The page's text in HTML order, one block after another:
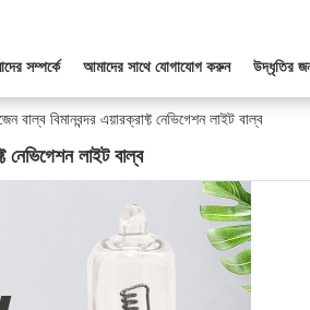
সম্পর্কে আমাদের সাথে যোগাযোগ করুন উদ্ধৃতির
বিমানবন্দর এয়ারক্রাফ্ট নেভিগেশন লাইট বাল্ব
লাইট বাল্ব